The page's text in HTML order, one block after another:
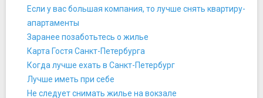
Аничков мост
Банковский мост
Большеохтинский мост
Египетский мост
Каменный мост
Львиный мост
Поцелуев мост
Если у вас большая компания, то лучше снять квартиру-
апартаменты
Заранее позаботьтесь о жилье
Карта Гостя Санкт-Петербурга
Когда лучше ехать в Санкт-Петербург
Лучше иметь при себе
Не следует снимать жилье на вокзале